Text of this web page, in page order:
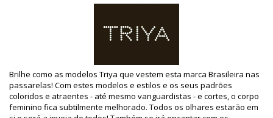
Material: 84% Polyamide, 16% Elastane
Informação do produto
O pacote inclui: 1 x Fato De Banho - Maiô (Outros acessórios
não incluídos)
HS CODE / NCM: 6112.41.0010
SKU: 1981114231
EAN: XS (7899970007392), S (7899970007408), M (7899970007415),
Brilhe como as modelos Triya que vestem esta marca Brasileira nas
passarelas! Com estes modelos e estilos e os seus padrões
coloridos e atraentes - até mesmo vanguardistas - e cortes, o corpo
feminino fica subtilmente melhorado. Todos os olhares estarão em